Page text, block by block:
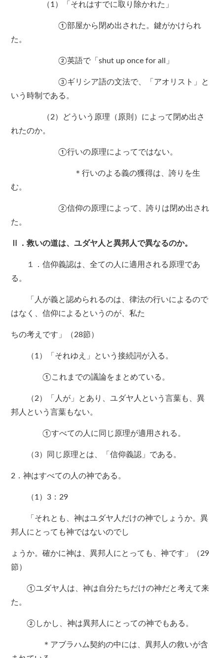
（1）「それはすでに取り除かれた」
①部屋から閉め出された。鍵がかけられ
た。
②英語で「shut up once for all」
③ギリシア語の文法で、「アオリスト」と
いう時制である。
（2）どういう原理（原則）によって閉め出さ
れたのか。
①行いの原理によってではない。
＊行いのよる義の獲得は、誇りを生
む。
②信仰の原理によって、誇りは閉め出され
た。
Ⅱ．救いの道は、ユダヤ人と異邦人で異なるのか。
１．信仰義認は、全ての人に適用される原理であ
る。
「人が義と認められるのは、律法の行いによるので
はなく、信仰によるというのが、私た
ちの考えです」（28節）
（1）「それゆえ」という接続詞が入る。
①これまでの議論をまとめている。
（2）「人が」とあり、ユダヤ人という言葉も、異
邦人という言葉もない。
①すべての人に同じ原理が適用される。
（3）同じ原理とは、「信仰義認」である。
2．神はすべての人の神である。
（1）3：29
「それとも、神はユダヤ人だけの神でしょうか。異
邦人にとっても神ではないのでし
ょうか。確かに神は、異邦人にとっても、神です」（29
節）
①ユダヤ人は、神は自分たちだけの神だと考えて来
た。
②しかし、神は異邦人にとっての神でもある。
＊アブラハム契約の中には、異邦人の救いが含